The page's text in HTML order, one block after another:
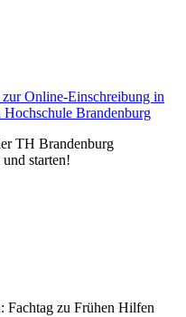
TH Brandenburg
starten!
Fachtag zu Frühen Hilfen